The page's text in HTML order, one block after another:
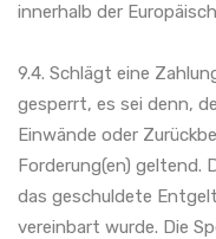
innerhalb der
9.4. Schlägt eine
gesperrt, es sei denn,
Einwände oder
Forderung(en) geltend.
das geschuldete
vereinbart wurde. Die